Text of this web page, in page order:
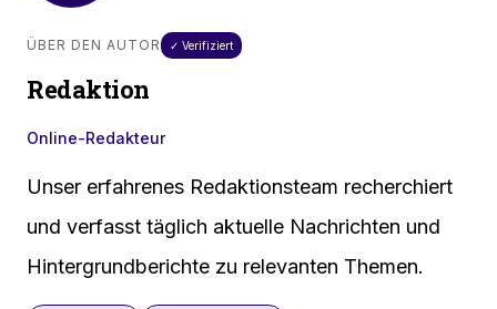
ÜBER DEN AUTOR ✓ Verifiziert
Redaktion
Online-Redakteur
Unser erfahrenes Redaktionsteam recherchiert
und verfasst täglich aktuelle Nachrichten und
Hintergrundberichte zu relevanten Themen.